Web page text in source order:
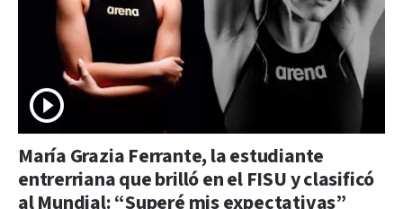
María Grazia Ferrante, la estudiante
entrerriana que brilló en el FISU y clasificó
al Mundial: “Superé mis expectativas”